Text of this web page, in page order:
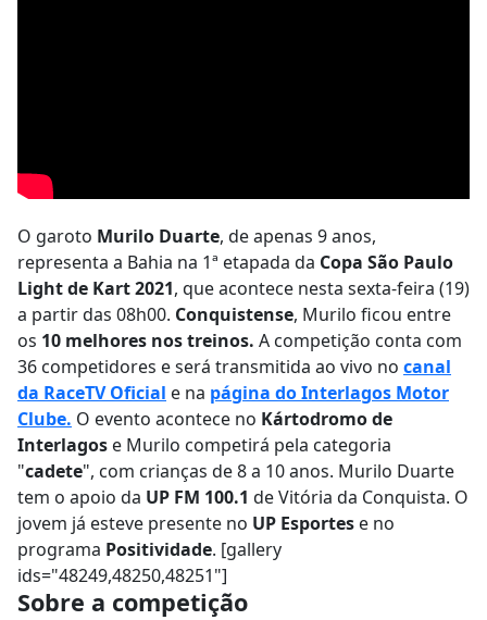
O garoto Murilo Duarte, de apenas 9 anos,
representa a Bahia na 1ª etapada da Copa São Paulo
Light de Kart 2021, que acontece nesta sexta-feira (19)
a partir das 08h00. Conquistense, Murilo ficou entre
os 10 melhores nos treinos. A competição conta com
36 competidores e será transmitida ao vivo no canal
da RaceTV Oficial e na página do Interlagos Motor
Clube. O evento acontece no Kártodromo de
Interlagos e Murilo competirá pela categoria
"cadete", com crianças de 8 a 10 anos. Murilo Duarte
tem o apoio da UP FM 100.1 de Vitória da Conquista. O
jovem já esteve presente no UP Esportes e no
programa Positividade. [gallery
ids="48249,48250,48251"]
Sobre a competição